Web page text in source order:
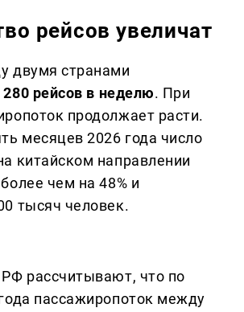
рейсов увеличат
двумя странами
280 рейсов в неделю. При
продолжает расти.
месяцев 2026 года число
китайском направлении
чем на 48% и
тысяч человек.
рассчитывают, что по
пассажиропоток между